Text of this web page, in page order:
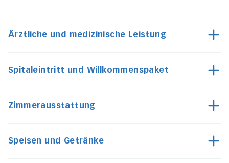
Ärztliche und medizinische Leistung
Spitaleintritt und Willkommenspaket
Zimmerausstattung
Speisen und Getränke